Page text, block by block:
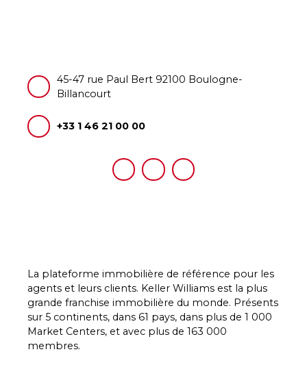
45-47 rue Paul Bert 92100 Boulogne-
Billancourt
+33 1 46 21 00 00
La plateforme immobilière de référence pour les
agents et leurs clients. Keller Williams est la plus
grande franchise immobilière du monde. Présents
sur 5 continents, dans 61 pays, dans plus de 1 000
Market Centers, et avec plus de 163 000
membres.